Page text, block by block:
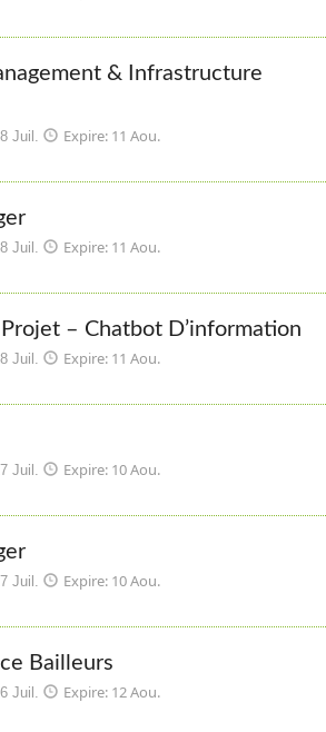
& Infrastructure
Juil. Expire: 11 Aou.
Juil. Expire: 11 Aou.
– Chatbot D’information
Juil. Expire: 11 Aou.
Juil. Expire: 10 Aou.
Juil. Expire: 10 Aou.
Bailleurs
Juil. Expire: 12 Aou.